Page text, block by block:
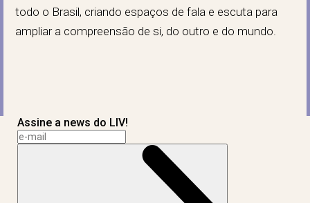
todo o Brasil, criando espaços de fala e escuta para
ampliar a compreensão de si, do outro e do mundo.
Assine a news do LIV!